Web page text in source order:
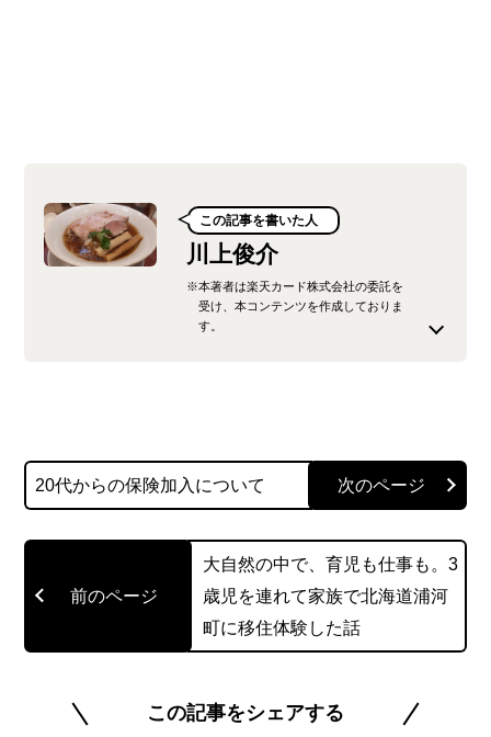
この記事を書いた人
川上俊介
※本著者は楽天カード株式会社の委託を
受け、本コンテンツを作成しておりま
す。
を使い分けながら、自分にとって最適な使い方を
の使い方を考えるのが、ひそかな楽しみです。趣
このライターの記事一覧を見る
20代からの保険加入について
大自然の中で、育児も仕事も。3
歳児を連れて家族で北海道浦河
町に移住体験した話
この記事をシェアする